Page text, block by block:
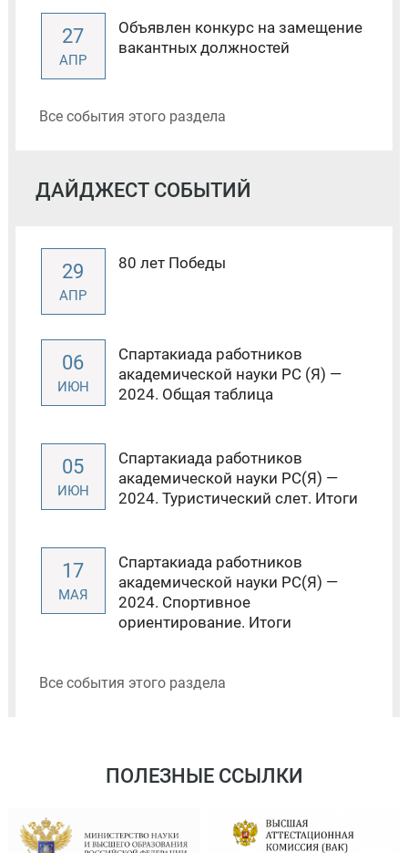
27
АПР
Объявлен конкурс на замещение
вакантных должностей
Все события этого раздела
ДАЙДЖЕСТ СОБЫТИЙ
29
АПР
80 лет Победы
06
ИЮН
Спартакиада работников
академической науки РС (Я) —
2024. Общая таблица
05
ИЮН
Спартакиада работников
академической науки РС(Я) —
2024. Туристический слет. Итоги
17
МАЯ
Спартакиада работников
академической науки РС(Я) —
2024. Спортивное
ориентирование. Итоги
Все события этого раздела
ПОЛЕЗНЫЕ ССЫЛКИ